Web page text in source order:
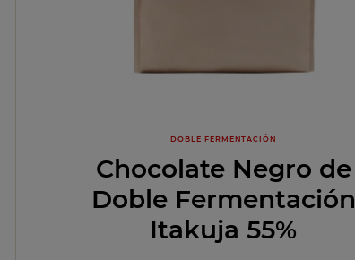
DOBLE FERMENTACIÓN
Chocolate Negro de
Doble Fermentación
Itakuja 55%